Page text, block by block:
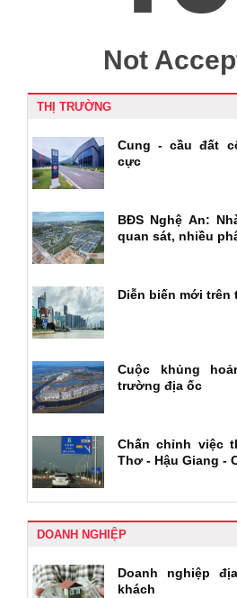
THỊ TRƯỜNG
Cung - cầu đất
cực
BĐS Nghệ An:
quan sát, nhiều
Diễn biến mới
Cuộc khủng
trường địa ốc
Chấn chỉnh việc
Thơ - Hậu Giang -
DOANH NGHIỆP
Doanh nghiệp
khách